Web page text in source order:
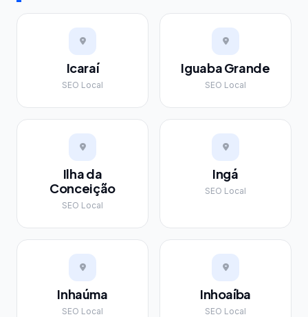
Icaraí
SEO Local
Iguaba Grande
SEO Local
Ilha da
Conceição
SEO Local
Ingá
SEO Local
Inhaúma
SEO Local
Inhoaíba
SEO Local